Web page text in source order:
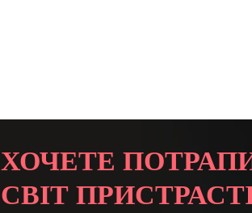
ХОЧЕТЕ
СВІТ